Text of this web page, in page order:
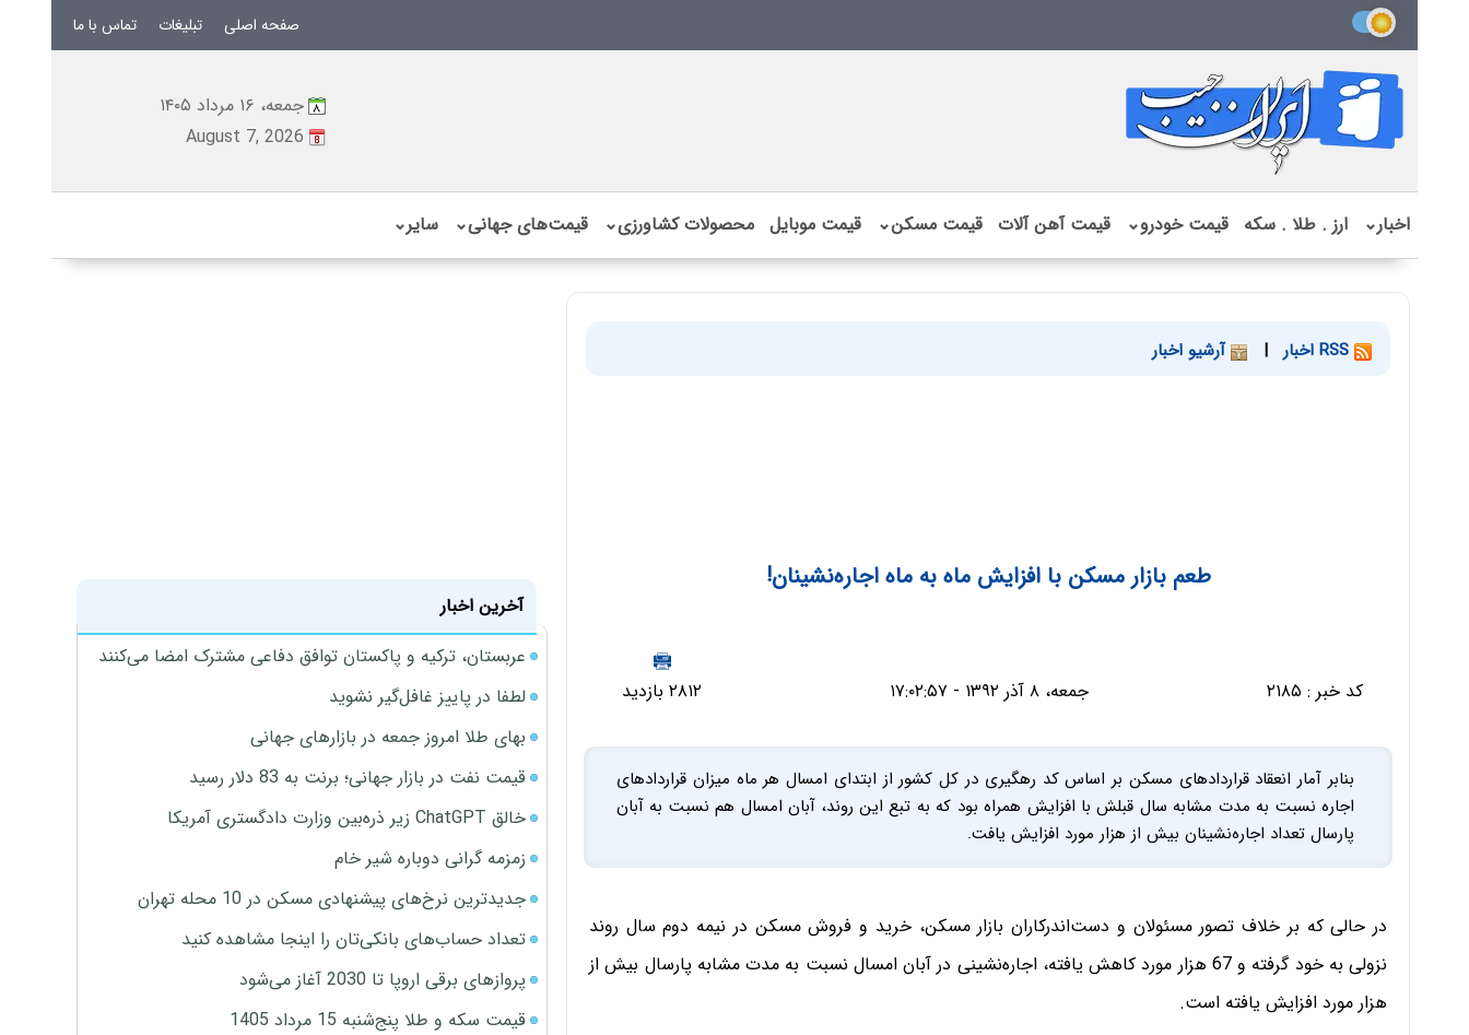
صفحه اصلی تبلیغات تماس با ما
جمعه، ۱۶ مرداد ۱۴۰۵
August 7, 2026
اخبار⌄ ارز . طلا . سکه قیمت خودرو⌄ قیمت آهن آلات قیمت مسکن⌄ قیمت موبایل محصولات کشاورزی⌄ قیمت‌های جهانی⌄ سایر⌄
| آرشیو اخبار
طعم بازار مسکن با افزایش ماه به ماه اجاره‌نشینان!
کد خبر : ۲۱۸۵ جمعه، ۸ آذر ۱۳۹۲ - ۱۷:۰۲:۵۷ ۲۸۱۲ بازدید
بنابر آمار انعقاد قراردادهای مسکن بر اساس کد رهگیری در کل کشور از ابتدای امسال هر ماه میزان قراردادهای
اجاره نسبت به مدت مشابه سال قبلش با افزایش همراه بود که به تبع این روند، آبان امسال هم نسبت به آبان
پارسال تعداد اجاره‌نشینان بیش از هزار مورد افزایش یافت.
در حالی که بر خلاف تصور مسئولان و دست‌اندرکاران بازار مسکن، خرید و فروش مسکن در نیمه دوم سال روند
نزولی به خود گرفته و 67 هزار مورد کاهش یافته، اجاره‌نشینی در آبان امسال نسبت به مدت مشابه پارسال بیش از
هزار مورد افزایش یافته است.
آخرین اخبار
عربستان، ترکیه و پاکستان توافق دفاعی مشترک امضا می‌کنند
لطفا در پاییز غافل‌گیر نشوید
بهای طلا امروز جمعه در بازارهای جهانی
قیمت نفت در بازار جهانی؛ برنت به 83 دلار رسید
خالق ChatGPT زیر ذره‌بین وزارت دادگستری آمریکا
زمزمه گرانی دوباره شیر خام
جدیدترین نرخ‌های پیشنهادی مسکن در 10 محله تهران
تعداد حساب‌های بانکی‌تان را اینجا مشاهده کنید
پروازهای برقی اروپا تا 2030 آغاز می‌شود
قیمت سکه و طلا پنج‌شنبه 15 مرداد 1405